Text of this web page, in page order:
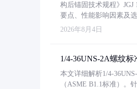
构后锚固技术规程》
要点、性能影响因素及
2026年8月4日
1/4-36UNS-2A螺纹标
本文详细解析1/4-
（ASME B1.1标准）。